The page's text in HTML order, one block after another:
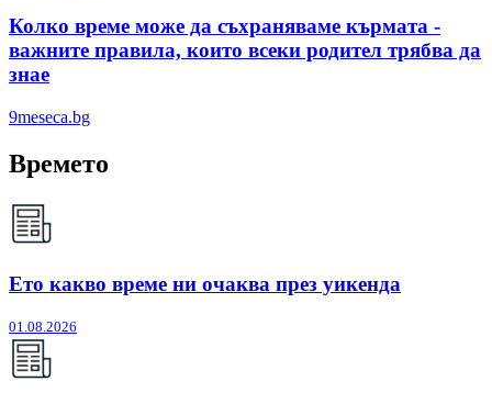
Колко време може да съхраняваме кърмата -
важните правила, които всеки родител трябва да
знае
9meseca.bg
Времето
Ето какво време ни очаква през уикенда
01.08.2026